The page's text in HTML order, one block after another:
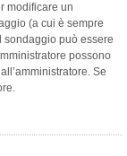
modificare un
(a cui è sempre
sondaggio può essere
possono
Se